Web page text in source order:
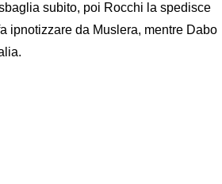
subito, poi Rocchi la spedisce
ipnotizzare da Muslera, mentre Dabo